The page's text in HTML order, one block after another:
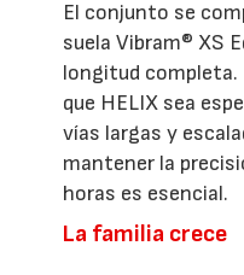
El conjunto se
suela Vibram® XS
longitud completa.
que HELIX sea
vías largas y
mantener la
horas es esencial.
La familia crece